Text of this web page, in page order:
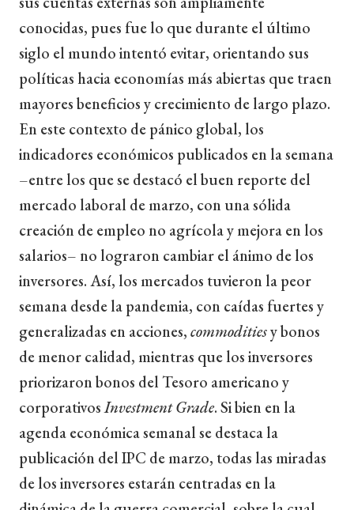
conocidas, pues fue lo que durante el último
siglo el mundo intentó evitar, orientando sus
políticas hacia economías más abiertas que traen
mayores beneficios y crecimiento de largo plazo.
En este contexto de pánico global, los
indicadores económicos publicados en la semana
–entre los que se destacó el buen reporte del
mercado laboral de marzo, con una sólida
creación de empleo no agrícola y mejora en los
salarios– no lograron cambiar el ánimo de los
inversores. Así, los mercados tuvieron la peor
semana desde la pandemia, con caídas fuertes y
generalizadas en acciones,commoditiesy bonos
de menor calidad, mientras que los inversores
priorizaron bonos del Tesoro americano y
corporativosInvestment Grade. Si bien en la
agenda económica semanal se destaca la
publicación del IPC de marzo, todas las miradas
de los inversores estarán centradas en la